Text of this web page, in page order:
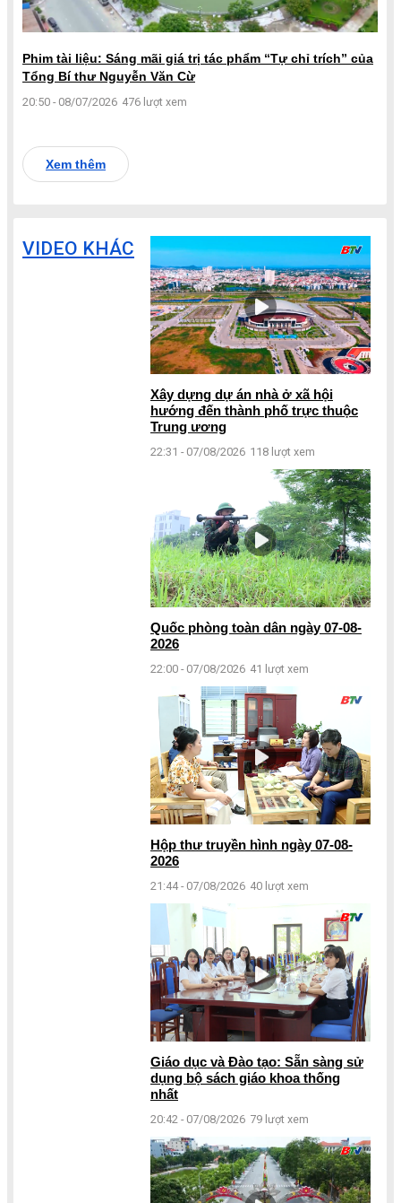
Phim tài liệu: Sáng mãi giá trị tác phẩm “Tự chỉ trích” của
Tổng Bí thư Nguyễn Văn Cừ
20:50 - 08/07/2026 476 lượt xem
Xem thêm
VIDEO KHÁC
Xây dựng dự án nhà ở xã hội
hướng đến thành phố trực thuộc
Trung ương
22:31 - 07/08/2026 118 lượt xem
Quốc phòng toàn dân ngày 07-08-
2026
22:00 - 07/08/2026 41 lượt xem
Hộp thư truyền hình ngày 07-08-
2026
21:44 - 07/08/2026 40 lượt xem
Giáo dục và Đào tạo: Sẵn sàng sử
dụng bộ sách giáo khoa thống
nhất
20:42 - 07/08/2026 79 lượt xem